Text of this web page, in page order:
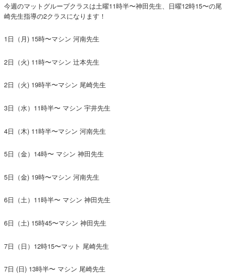
今週のマットグループクラスは土曜11時半〜神田先生、日曜12時15〜の尾
崎先生指導の2クラスになります！
1日（月) 15時〜マシン 河南先生
2日（火) 11時〜マシン 辻本先生
2日（火) 19時半〜マシン 尾崎先生
3日（水）11時半〜 マシン 宇井先生
4日（木) 11時半〜マシン 河南先生
5日（金）14時〜 マシン 神田先生
5日（金) 19時〜マシン 河南先生
6日（土）11時半〜 マシン 神田先生
6日（土) 15時45〜マシン 神田先生
7日（日）12時15〜マット 尾崎先生
7日 (日) 13時半〜 マシン 尾崎先生